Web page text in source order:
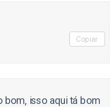
Copiar
bom, isso aqui tá bom